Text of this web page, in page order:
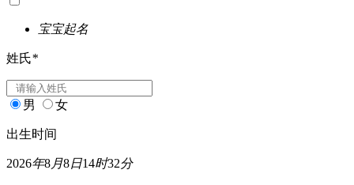
宝宝起名
姓氏*
男 女
出生时间
2026年8月8日14时32分